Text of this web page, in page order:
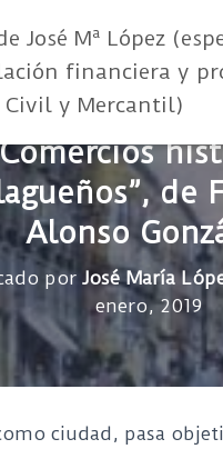
José Mª López
financiera y
Civil y Mercantil)
de
Alonso
por José María
enero, 2019
ciudad, pasa